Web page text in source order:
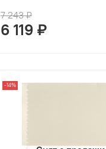
7 243 ₽
6 119 ₽
-14%